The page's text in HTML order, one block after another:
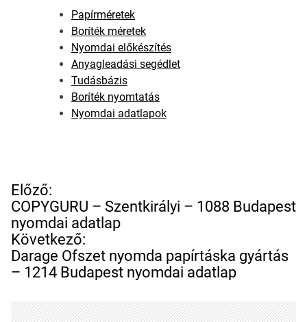
Papírméretek
Boríték méretek
Nyomdai előkészítés
Anyagleadási segédlet
Tudásbázis
Boríték nyomtatás
Nyomdai adatlapok
B
e
j
e
g
y
é
Előző:
COPYGURU – Szentkirályi – 1088 Budapest
nyomdai adatlap
Következő:
Darage Ofszet nyomda papírtáska gyártás
– 1214 Budapest nyomdai adatlap